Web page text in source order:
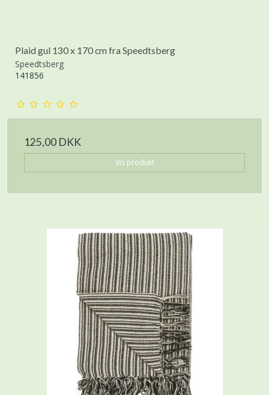
Plaid gul 130 x 170 cm fra Speedtsberg
Speedtsberg
141856
125,00 DKK
Vis produkt